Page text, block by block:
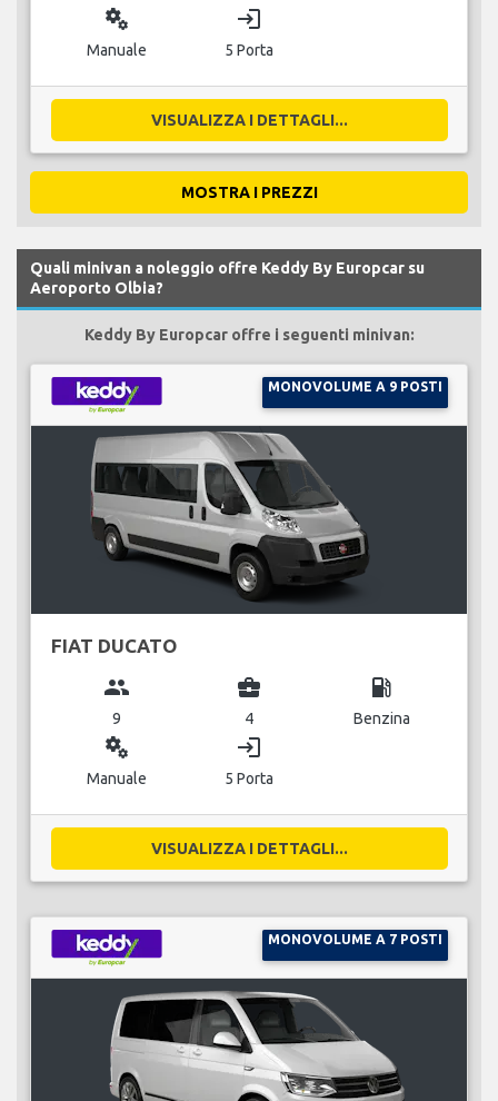
miscellaneous_services
Manuale
login
5 Porta
VISUALIZZA I DETTAGLI...
MOSTRA I PREZZI
Quali minivan a noleggio offre Keddy By Europcar su
Aeroporto Olbia?
Keddy By Europcar offre i seguenti minivan:
MONOVOLUME A 9 POSTI
FIAT DUCATO
group
9
business_center
4
local_gas_station
Benzina
miscellaneous_services
Manuale
login
5 Porta
VISUALIZZA I DETTAGLI...
MONOVOLUME A 7 POSTI